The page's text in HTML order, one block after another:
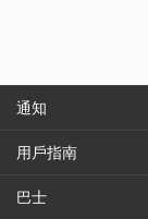
通知
用戶指南
巴士